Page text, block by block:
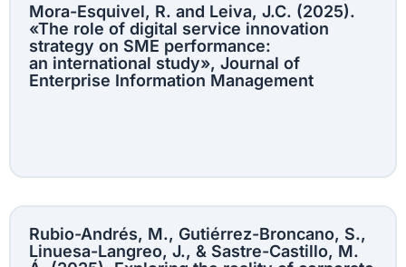
Mora-Esquivel, R. and Leiva, J.C. (2025).
«The role of digital service innovation
strategy on SME performance:
an international study», Journal of
Enterprise Information Management
Rubio-Andrés, M., Gutiérrez-Broncano, S.,
Linuesa-Langreo, J., & Sastre-Castillo, M.